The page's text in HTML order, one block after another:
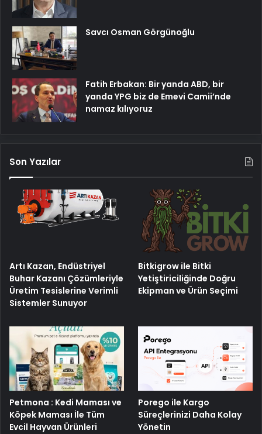
Savcı Osman Görgünoğlu
Fatih Erbakan: Bir yanda ABD, bir
yanda YPG biz de Emevi Camii’nde
namaz kılıyoruz
Son Yazılar
Artı Kazan, Endüstriyel
Buhar Kazanı Çözümleriyle
Üretim Tesislerine Verimli
Sistemler Sunuyor
Bitkigrow ile Bitki
Yetiştiriciliğinde Doğru
Ekipman ve Ürün Seçimi
Petmona : Kedi Maması ve
Köpek Maması İle Tüm
Evcil Hayvan Ürünleri
Porego ile Kargo
Süreçlerinizi Daha Kolay
Yönetin